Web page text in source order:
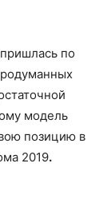
по
модель
позицию в
2019.